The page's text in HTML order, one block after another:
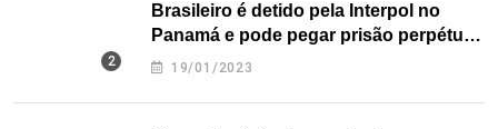
Brasileiro é detido pela Interpol no
Panamá e pode pegar prisão perpétua
nos EUA
19/01/2023